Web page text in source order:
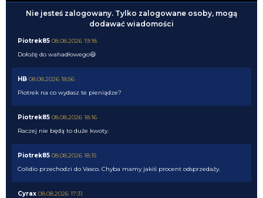
Nie jesteś zalogowany. Tylko zalogowane osoby, mogą
dodawać wiadomości
Piotrek85 08.08.2026 19:18
Dołożę do wahadłowego😃
HB 08.08.2026 18:56
Piotrek na co wydasz te pieniądze?
Piotrek85 08.08.2026 18:16
Raczej nie będą to duże kwoty.
Piotrek85 08.08.2026 18:15
Colidio przechodzi do Vasco. Chyba mamy jakiś procent odsprzedaży.
Cyrax 08.08.2026 17:31